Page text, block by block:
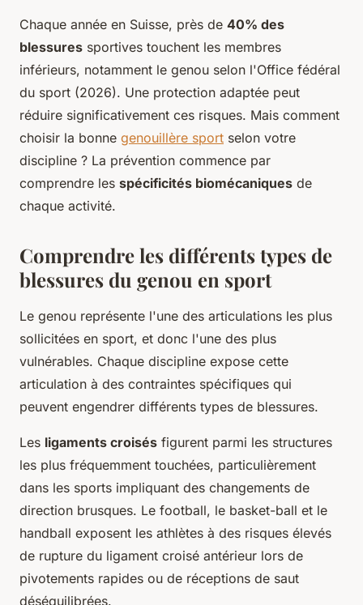
Chaque année en Suisse, près de 40% des
blessures sportives touchent les membres
inférieurs, notamment le genou selon l'Office fédéral
du sport (2026). Une protection adaptée peut
réduire significativement ces risques. Mais comment
choisir la bonne genouillère sport selon votre
discipline ? La prévention commence par
comprendre les spécificités biomécaniques de
chaque activité.
Comprendre les différents types de
blessures du genou en sport
Le genou représente l'une des articulations les plus
sollicitées en sport, et donc l'une des plus
vulnérables. Chaque discipline expose cette
articulation à des contraintes spécifiques qui
peuvent engendrer différents types de blessures.
Les ligaments croisés figurent parmi les structures
les plus fréquemment touchées, particulièrement
dans les sports impliquant des changements de
direction brusques. Le football, le basket-ball et le
handball exposent les athlètes à des risques élevés
de rupture du ligament croisé antérieur lors de
pivotements rapides ou de réceptions de saut
déséquilibrées.